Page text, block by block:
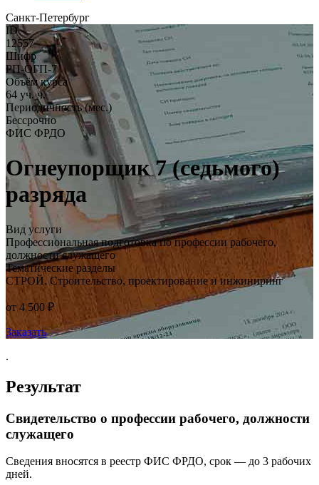
Санкт-Петербург
ID
12557
Шифр
РП-ОГП-7
Объём курса
64 уч. ч.
Периодичность (мес.)
Бессрочно
ФИС ФРДО
Огнеупорщик 7 (седьмого)
разряда
Вид услуги
Профессиональная подготовка по профессии рабочего,
должности служащего
Тематические разделы
СТРОЙ. Строительство, проектирование и инжиниринг
от 4 500 ₽
Заказать
.
Результат
Свидетельство о профессии рабочего, должности
служащего
Сведения вносятся в реестр ФИС ФРДО, срок — до 3 рабочих
дней.